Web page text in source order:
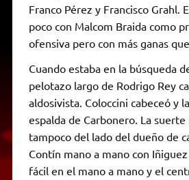
Franco Pérez y Francisco Grahl.
poco con Malcom Braida como
ofensiva pero con más ganas
Cuando estaba en la búsqueda
pelotazo largo de Rodrigo Rey
aldosivista. Coloccini cabeceó y
espalda de Carbonero. La suerte
tampoco del lado del dueño de
Contín mano a mano con
fácil en el mano a mano y el